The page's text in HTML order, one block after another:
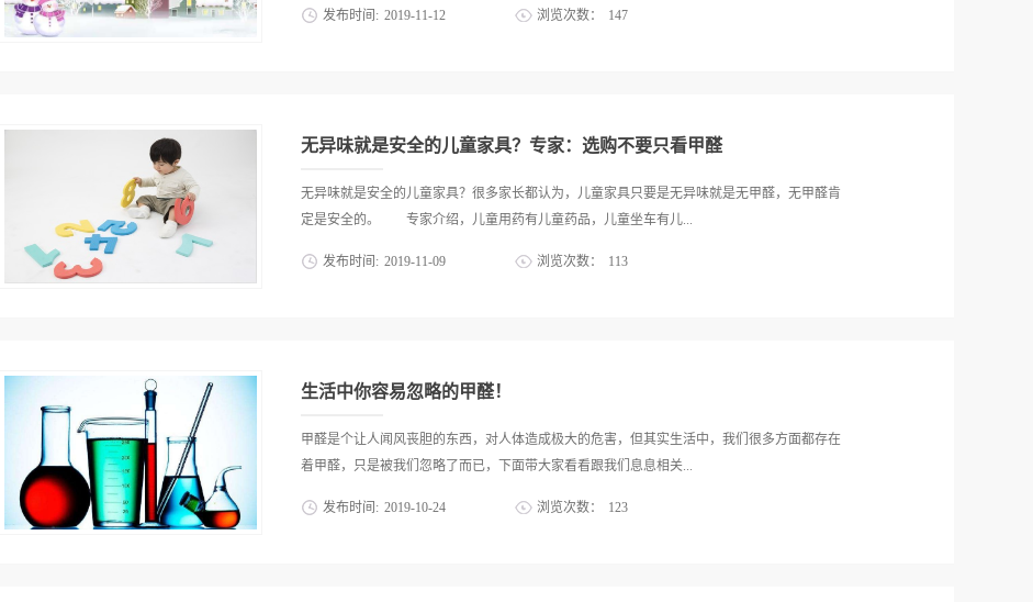
人体的危害最大，其毒性要比正常情况高出10倍以上。甲醛就会源源不断地从板材和家具中挥
发出来，给我们生活空间造成不同程度的污染。大家都知道，一年四季中，夏季是装修污染甲
醛挥发最厉害的季节 ，为什么，反而冬季是室内甲醛污染一年四季中最厉害的，这和我们的常
识相违背。这究竟是怎么回事呢？室内空气中甲醛浓度的大小与以下四个因素有关：室内温
下会加剧甲醛散发的力度。供暖开始了，甲醛的沸点是19度，当暖气开启时，室内的甲醛含量
发布时间: 2019-11-12 浏览次数： 147
无异味就是安全的儿童家具？专家：选购不要只看甲醛
无异味就是安全的儿童家具？很多家长都认为，儿童家具只要是无异味就是无甲醛，无甲醛肯
定是安全的。 专家介绍，儿童用药有儿童药品，儿童坐车有儿...
危害大，比如，铅能损害人体神经、造血和生殖系统，且婴幼儿对铅的吸收率高达53%，约为
成人的5倍，可能影响儿童成长发育和智力发展。而砷，俗称砒，其化合物3yang化2砷是众所周
知的砒霜，是种毒性很强的物质，在含砷化qing为1mg/L的空气中，呼吸5～10分钟，可发生致
命性中毒。 儿童家具要用儿童标准 七彩人生“三宝”安全标准护卫儿童安全 为保障儿童
14岁儿童出台的家具产品标准。该标准对儿童家具的结构安全、力学性能及警示标识等都作出
发布时间: 2019-11-09 浏览次数： 113
生活中你容易忽略的甲醛！
甲醛是个让人闻风丧胆的东西，对人体造成极大的危害，但其实生活中，我们很多方面都存在
着甲醛，只是被我们忽略了而已，下面带大家看看跟我们息息相关...
发布时间: 2019-10-24 浏览次数： 123